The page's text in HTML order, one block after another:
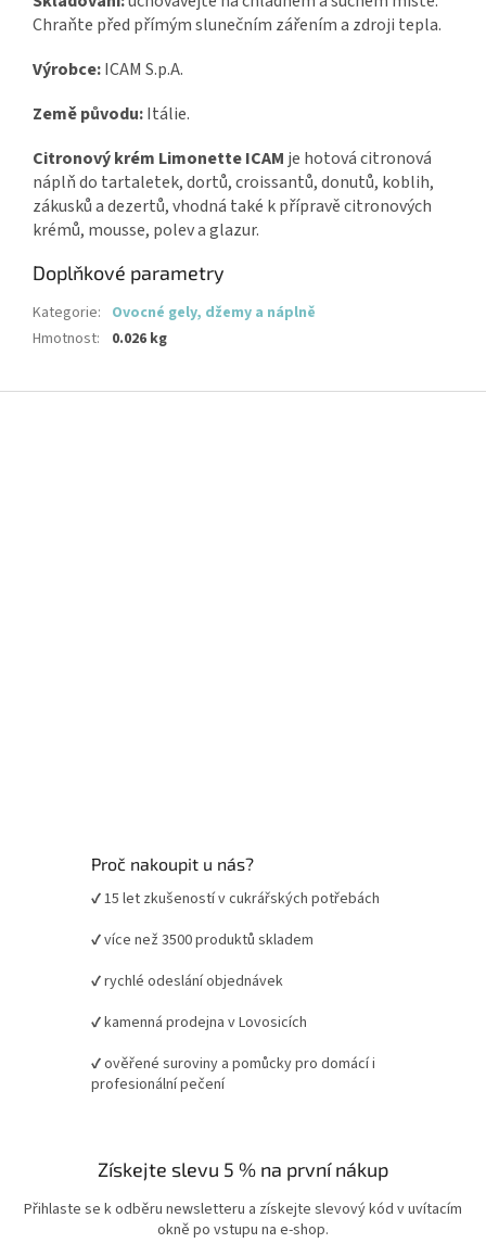
Chraňte před přímým slunečním zářením a zdroji tepla.
Výrobce:ICAM S.p.A.
Země původu:Itálie.
Citronový krém Limonette ICAM je hotová citronová
náplň do tartaletek, dortů, croissantů, donutů, koblih,
zákusků a dezertů, vhodná také k přípravě citronových
krémů, mousse, polev a glazur.
Doplňkové parametry
Kategorie: Ovocné gely, džemy a náplně
Hmotnost: 0.026 kg
Proč nakoupit u nás?
✔ 15 let zkušeností v cukrářských potřebách
✔ více než 3500 produktů skladem
✔ rychlé odeslání objednávek
✔ kamenná prodejna v Lovosicích
✔ ověřené suroviny a pomůcky pro domácí i
profesionální pečení
Získejte slevu 5 % na první nákup
Přihlaste se k odběru newsletteru a získejte slevový kód v uvítacím
okně po vstupu na e-shop.